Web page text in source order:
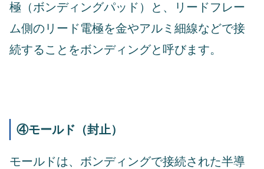
極（ボンディングパッド）と、リードフレー
ム側のリード電極を金やアルミ細線などで接
続することをボンディングと呼びます。
④モールド（封止）
モールドは、ボンディングで接続された半導